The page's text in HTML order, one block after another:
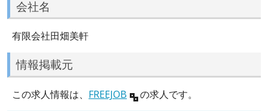
会社名
有限会社田畑美軒
情報掲載元
この求人情報は、 FREEJOB の求人です。